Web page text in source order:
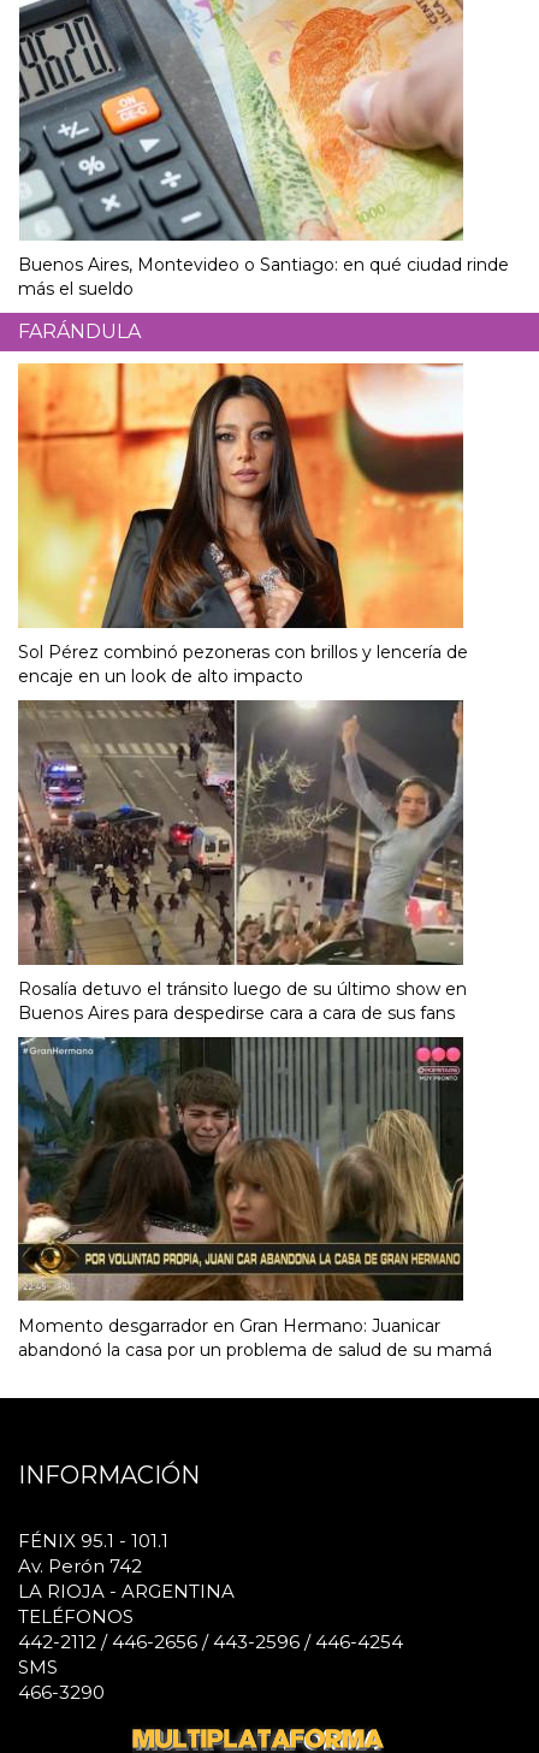
Buenos Aires, Montevideo o Santiago: en qué ciudad rinde
más el sueldo
FARÁNDULA
Sol Pérez combinó pezoneras con brillos y lencería de
encaje en un look de alto impacto
Rosalía detuvo el tránsito luego de su último show en
Buenos Aires para despedirse cara a cara de sus fans
Momento desgarrador en Gran Hermano: Juanicar
abandonó la casa por un problema de salud de su mamá
INFORMACIÓN
FÉNIX 95.1 - 101.1
Av. Perón 742
LA RIOJA - ARGENTINA
TELÉFONOS
442-2112 / 446-2656 / 443-2596 / 446-4254
SMS
466-3290